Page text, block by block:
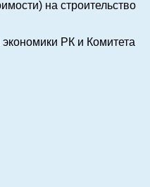
на строительство
РК и Комитета